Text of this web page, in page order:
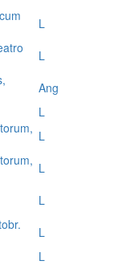
L
L
Ang
L
L
L
L
L
L